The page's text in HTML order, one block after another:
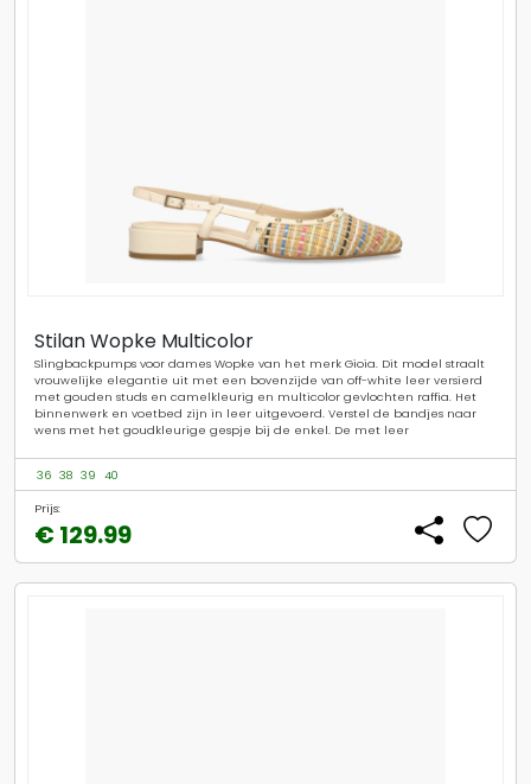
Stilan Wopke Multicolor
Slingbackpumps voor dames Wopke van het merk Gioia. Dit model straalt
vrouwelijke elegantie uit met een bovenzijde van off-white leer versierd
met gouden studs en camelkleurig en multicolor gevlochten raffia. Het
binnenwerk en voetbed zijn in leer uitgevoerd. Verstel de bandjes naar
wens met het goudkleurige gespje bij de enkel. De met leer
36 38 39 40
Prijs:
€ 129.99